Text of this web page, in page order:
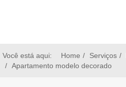
Você está aqui: Home Serviços
Apartamento modelo decorado